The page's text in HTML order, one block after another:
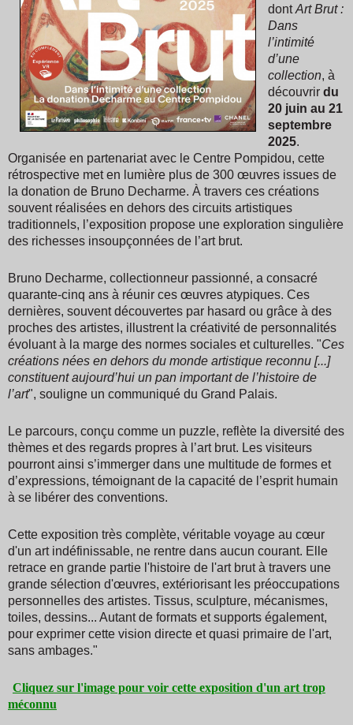
dontArt Brut :
Dans
l’intimité
d’une
collection, à
découvrir du
20 juin au 21
septembre
2025.
Organisée en partenariat avec le Centre Pompidou, cette
rétrospective met en lumière plus de 300 œuvres issues de
la donation de Bruno Decharme. À travers ces créations
souvent réalisées en dehors des circuits artistiques
traditionnels, l’exposition propose une exploration singulière
des richesses insoupçonnées de l’art brut.
Bruno Decharme, collectionneur passionné, a consacré
quarante-cinq ans à réunir ces œuvres atypiques. Ces
dernières, souvent découvertes par hasard ou grâce à des
proches des artistes, illustrent la créativité de personnalités
évoluant à la marge des normes sociales et culturelles. "Ces
créations nées en dehors du monde artistique reconnu [...]
constituent aujourd’hui un pan important de l’histoire de
l’art", souligne un communiqué du Grand Palais.
Le parcours, conçu comme un puzzle, reflète la diversité des
thèmes et des regards propres à l’art brut. Les visiteurs
pourront ainsi s’immerger dans une multitude de formes et
d’expressions, témoignant de la capacité de l’esprit humain
à se libérer des conventions.
Cette exposition très complète, véritable voyage au cœur
d'un art indéfinissable, ne rentre dans aucun courant. Elle
retrace en grande partie l'histoire de l'art brut à travers une
grande sélection d'œuvres, extériorisant les préoccupations
personnelles des artistes. Tissus, sculpture, mécanismes,
toiles, dessins... Autant de formats et supports également,
pour exprimer cette vision directe et quasi primaire de l'art,
sans ambages."
Cliquez sur l'image pour voir cette exposition d'un art trop
méconnu